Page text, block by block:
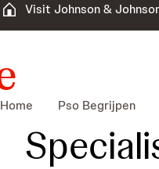
Visit Johnson &
Home Pso Begrijpen